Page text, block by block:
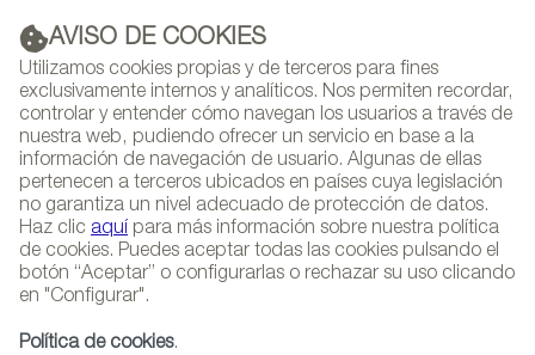
AVISO DE COOKIES
Utilizamos cookies propias y de terceros para fines
exclusivamente internos y analíticos. Nos permiten recordar,
controlar y entender cómo navegan los usuarios a través de
nuestra web, pudiendo ofrecer un servicio en base a la
información de navegación de usuario. Algunas de ellas
pertenecen a terceros ubicados en países cuya legislación
no garantiza un nivel adecuado de protección de datos.
Haz clic aquí para más información sobre nuestra política
de cookies. Puedes aceptar todas las cookies pulsando el
botón “Aceptar” o configurarlas o rechazar su uso clicando
en "Configurar".
Política de cookies.
PUBLICIDAD
(+34) 913 497 100 |
NEWSLETTER
AGENDA